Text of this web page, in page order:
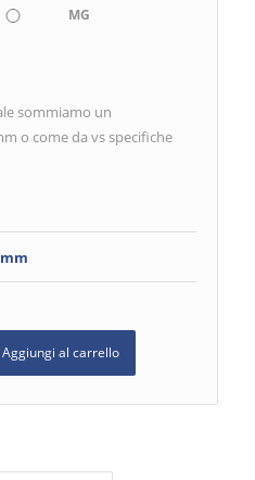
MG
sommiamo un
o come da vs specifiche
Aggiungi al carrello